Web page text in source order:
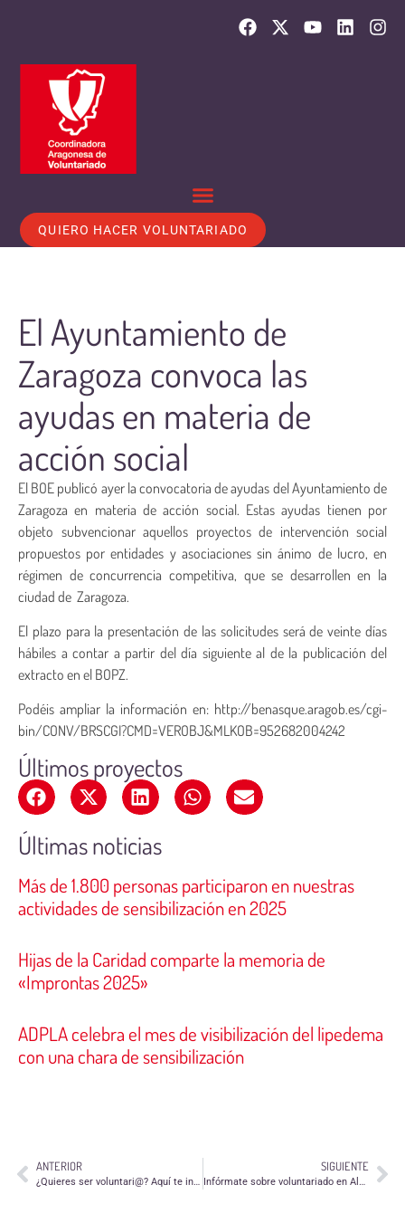
QUIERO HACER VOLUNTARIADO
El Ayuntamiento de
Zaragoza convoca las
ayudas en materia de
acción social
El BOE publicó ayer la convocatoria de ayudas del Ayuntamiento de
Zaragoza en materia de acción social. Estas ayudas tienen por
objeto subvencionar aquellos proyectos de intervención social
propuestos por entidades y asociaciones sin ánimo de lucro, en
régimen de concurrencia competitiva, que se desarrollen en la
ciudad de Zaragoza.
El plazo para la presentación de las solicitudes será de veinte días
hábiles a contar a partir del día siguiente al de la publicación del
extracto en el BOPZ.
Podéis ampliar la información en: http://benasque.aragob.es/cgi-
bin/CONV/BRSCGI?CMD=VEROBJ&MLKOB=952682004242
Últimos proyectos
Últimas noticias
Más de 1.800 personas participaron en nuestras
actividades de sensibilización en 2025
Hijas de la Caridad comparte la memoria de
«Improntas 2025»
ADPLA celebra el mes de visibilización del lipedema
con una chara de sensibilización
ANTERIOR
¿Quieres ser voluntari@? Aquí te informamos
SIGUIENTE
Infórmate sobre voluntariado en Alcorisa